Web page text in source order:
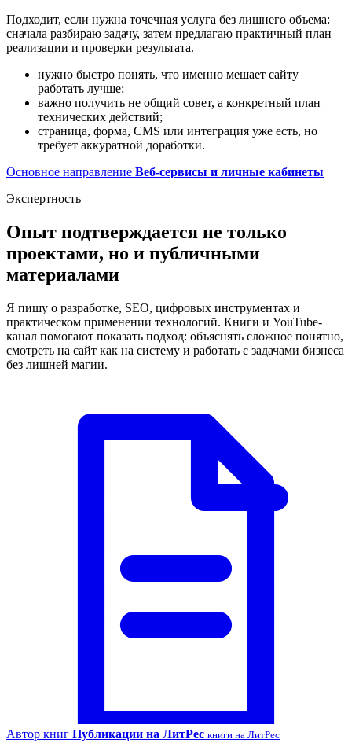
Подходит, если нужна точечная услуга без лишнего объема:
сначала разбираю задачу, затем предлагаю практичный план
реализации и проверки результата.
нужно быстро понять, что именно мешает сайту
работать лучше;
важно получить не общий совет, а конкретный план
технических действий;
страница, форма, CMS или интеграция уже есть, но
требует аккуратной доработки.
Основное направление Веб-сервисы и личные кабинеты
Экспертность
Опыт подтверждается не только
проектами, но и публичными
материалами
Я пишу о разработке, SEO, цифровых инструментах и
практическом применении технологий. Книги и YouTube-
канал помогают показать подход: объяснять сложное понятно,
смотреть на сайт как на систему и работать с задачами бизнеса
без лишней магии.
Автор книг Публикации на ЛитРес книги на ЛитРес